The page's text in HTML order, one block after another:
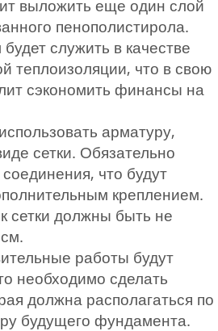
выложить еще один слой
пенополистирола.
служить в качестве
теплоизоляции, что в свою
сэкономить финансы на
арматуру,
сетки. Обязательно
что будут
креплением.
сетки должны быть не
работы будут
необходимо сделать
должна располагаться по
будущего фундамента.